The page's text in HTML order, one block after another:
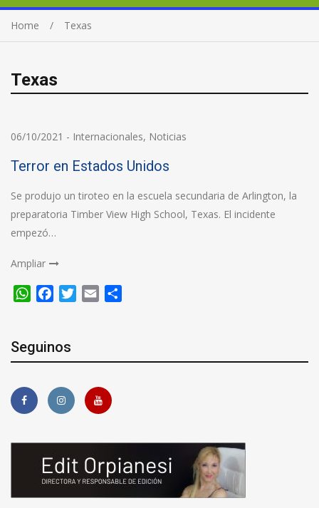
Home Texas
Texas
06/10/2021 - Internacionales, Noticias
Terror en Estados Unidos
Se produjo un tiroteo en la escuela secundaria de Arlington, la
preparatoria Timber View High School, Texas. El incidente
empezó…
Ampliar
WhatsApp
FacebookTwitter
Email
Seguinos